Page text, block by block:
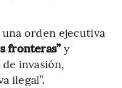
orden ejecutiva
fronteras” y
invasión,
ilegal”.